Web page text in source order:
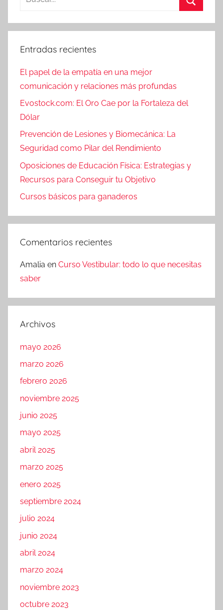
Entradas recientes
El papel de la empatía en una mejor
comunicación y relaciones más profundas
Evostock.com: El Oro Cae por la Fortaleza del
Dólar
Prevención de Lesiones y Biomecánica: La
Seguridad como Pilar del Rendimiento
Oposiciones de Educación Física: Estrategias y
Recursos para Conseguir tu Objetivo
Cursos básicos para ganaderos
Comentarios recientes
Amalia en Curso Vestibular: todo lo que necesitas
saber
Archivos
mayo 2026
marzo 2026
febrero 2026
noviembre 2025
junio 2025
mayo 2025
abril 2025
marzo 2025
enero 2025
septiembre 2024
julio 2024
junio 2024
abril 2024
marzo 2024
noviembre 2023
octubre 2023